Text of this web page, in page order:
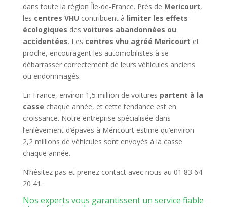
dans toute la région Île-de-France. Près de Mericourt,
les centres VHU contribuent à limiter les effets
écologiques des voitures abandonnées ou
accidentées. Les centres vhu agréé Mericourt et
proche, encouragent les automobilistes à se
débarrasser correctement de leurs véhicules anciens
ou endommagés.
En France, environ 1,5 million de voitures partent à la
casse chaque année, et cette tendance est en
croissance. Notre entreprise spécialisée dans
l’enlèvement d’épaves à Méricourt estime qu’environ
2,2 millions de véhicules sont envoyés à la casse
chaque année.
N’hésitez pas et prenez contact avec nous au 01 83 64
20 41.
Nos experts vous garantissent un service fiable